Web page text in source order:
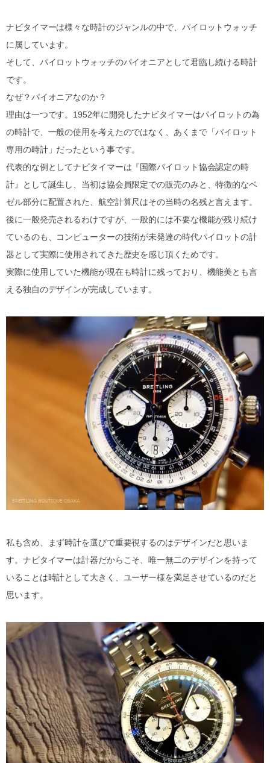
ナビタイマーは様々な時計のジャンルの中で、パイロットウォッチ
に属しています。
そして、パイロットウォッチのパイオニアとして君臨し続ける時計
です。
なぜ？パイオニアなのか？
理由は一つです。1952年に開発したナビタイマーはパイロットの為
の時計で、一般の使用を考えたのではなく、あくまで「パイロット
専用の時計」だったという事です。
代表的な例としてナビタイマーは『国際パイロット協会認定の時
計』として誕生し、当初は協会員限定での販売のみと、特徴的なベ
ゼル部分に配置された、航空計算尺はその当時の名残と言えます。
後に一般発売されるわけですが、一般的には不要な機能が残り続け
ているのも、コンピューターの技術が未発達の時代パイロットの計
器として実際に使用されてきた歴史を感じ頂くためです。
実際に使用していた機能が現在も時計に残っており、機能美とも言
える独自のデザインが完成しています。
私も含め、まず時計を選びで重要視するのはデザインだと思いま
す。ナビタイマーは計器だからこそ、唯一無二のデザインを持って
いることは時計として大きく、ユーザー様を満足させているのだと
思います。